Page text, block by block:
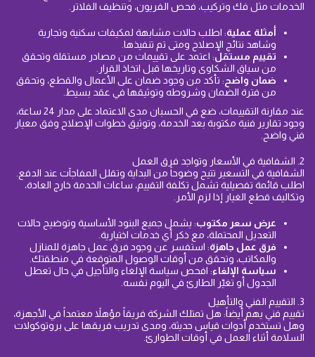
الخدمات مثل فك وتركيب، فحص الفريون، وتنظيف الفلاتر.
أمثلة عملية: اطلب حالات مشابهة لمكيفات سكنية وتجارية
وشاهد نتائج الإصلاح ومتى تم تنفيذها.
تقييم مستقل: اعتمد على تقييمات من مصادر مستقلة وتحقق
من سياق الشكاوى وتاريخها قبل اتخاذ القرار.
ضمان واضح: تأكد من وجود ضمان على الأعمال والقطع، وتحقق
من فترة الضمان وشروطه وتوثيقها في عقد بسيط.
عند مقارنة التقييمات، ضع في الحسبان مدى الاعتماد على مدار 24 ساعة،
وجود تقارير فنية مكتوبة بعد الخدمة، وتوثيق خطوات الإصلاح وفق معيار
فني واضح.
2. الشفافية في الأسعار وتواجد فرق العمل
الشفافية في التسعير تتيح وضوحاً من البداية وتقلل المفاجآت عند الدفع.
اطلب قائمة تفصيلية تشمل تكلفة التقييم، ساعات الخدمة خارج العادة،
وتكاليف قطع الغيار إذا لزم الأمر.
عرض سعر مكتوب: يشمل جميع البنود الأساسية وتوضيح حالات
التعديل المحتملة، مع ذكر أي خدمات اختيارية.
فرق عمل جاهزة: استفسر عن وجود فرق عمل جاهزة للمنازل
والمكاتب، وتحقق من أوقات الوصول المتوقعة في منطقتك.
سياسة الإلغاء: افحص سياسة الإلغاء والتأجيل في حال تعطل
الجدول أو تغيّر الطارئ في اليوم نفسه.
3. التقييم الفني والتأهيل
تقييم فني يهم أيضاً: هل تمتلك الشركة فريقاً مؤهلاً معتمداً في الأجهزة،
وهل تستخدم أدوات قياس حديثة، ومدى تدريب فريقها على بروتوكولات
السلامة أثناء العمل في أوقات الطوارئ.